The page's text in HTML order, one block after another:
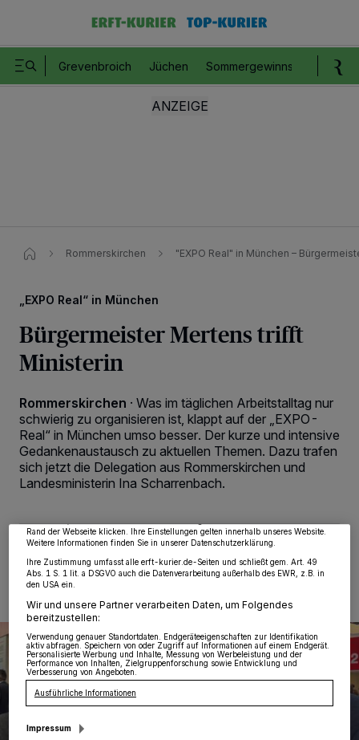
Grevenbroich Jüchen Sommergewinnspiel
Rommerskirchen "EXPO Real" in München –
„EXPO Real“ in München
Bürgermeister Mertens trifft
Ministerin
Rommerskirchen · Was im täglichen Arbeitstalltag nur
schwierig zu organisieren ist, klappt auf der „EXPO-
Real“ in München umso besser. Der kurze und intensive
Gedankenaustausch zu aktuellen Themen. Dazu trafen
sich jetzt die Delegation aus Rommerskirchen und
Landesministerin Ina Scharrenbach.
08.10.2025 , 09:06 Uhr 2 Minuten Lesezeit
Wir und unsere 218 -Partner speichern und greifen auf personenbezogene Daten
wie Browserdaten oder eindeutige Kennungen auf Ihrem Gerät zu. Durch Auswahl
von OK aktivieren Sie Tracking-Technologien für die unter „Wir und unsere
Partner verarbeiten Daten, um Ihnen Dienste bereitzustellen“ aufgeführten
Zwecke. Wenn Tracker deaktiviert sind, sind manche Inhalte und Anzeigen
Rand der Webseite klicken. Ihre Einstellungen gelten innerhalb unseres Website.
Weitere Informationen finden Sie in unserer Datenschutzerklärung.
Ihre Zustimmung umfasst alle erft-kurier.de-Seiten und schließt gem. Art. 49
Abs. 1 S. 1 lit. a DSGVO auch die Datenverarbeitung außerhalb des EWR, z.B. in
den USA ein.
Wir und unsere Partner verarbeiten Daten, um Folgendes
bereitzustellen:
Verwendung genauer Standortdaten. Endgeräteeigenschaften zur Identifikation
aktiv abfragen. Speichern von oder Zugriff auf Informationen auf einem Endgerät.
Personalisierte Werbung und Inhalte, Messung von Werbeleistung und der
Performance von Inhalten, Zielgruppenforschung sowie Entwicklung und
Verbesserung von Angeboten.
Ausführliche Informationen
Impressum